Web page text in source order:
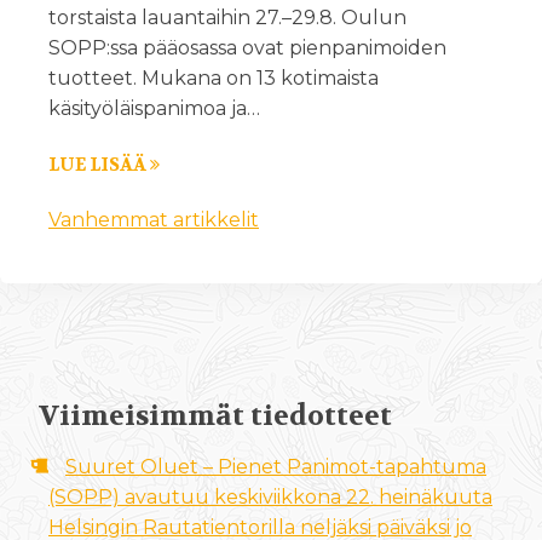
torstaista lauantaihin 27.–29.8. Oulun
SOPP:ssa pääosassa ovat pienpanimoiden
tuotteet. Mukana on 13 kotimaista
käsityöläispanimoa ja…
LUE LISÄÄ
Vanhemmat artikkelit
Viimeisimmät tiedotteet
Suuret Oluet – Pienet Panimot-tapahtuma
(SOPP) avautuu keskiviikkona 22. heinäkuuta
Helsingin Rautatientorilla neljäksi päiväksi jo